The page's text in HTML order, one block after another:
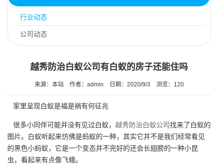
行业动态
公司动态
越秀防治白蚁公司有白蚁的房子还能住吗
来源：本站 作者：admin 日期：2020/9/3 浏览： 120
家里呈现白蚁是福是祸有何征兆
很多小同伴可能并没有见过白蚁， 越秀防治白蚁公司找来了白蚁的
图片。白蚁听起来仿佛是蚂蚁的一种，其实它并不是我们经常看见
的黑色小蚂蚁，它是一个变态并不完好的还会长翅膀的一种小昆
虫，看起来有点像飞蛾。